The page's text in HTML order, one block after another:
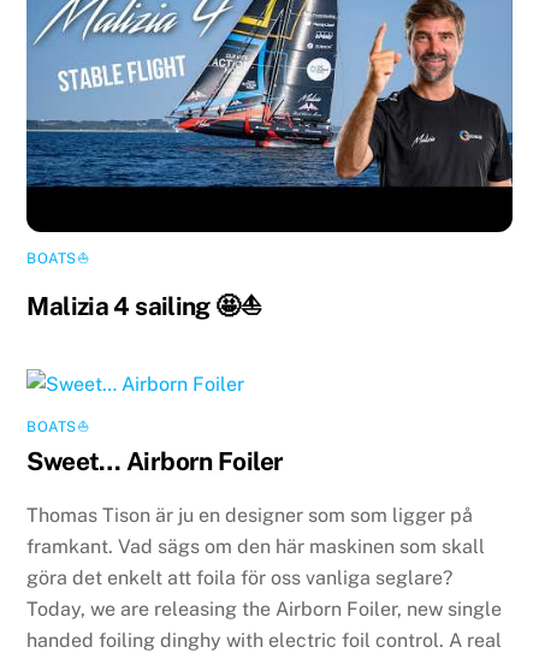
BOATS⛵️
Malizia 4 sailing 🤩⛵️
BOATS⛵️
Sweet… Airborn Foiler
Thomas Tison är ju en designer som som ligger på
framkant. Vad sägs om den här maskinen som skall
göra det enkelt att foila för oss vanliga seglare?
Today, we are releasing the Airborn Foiler, new single
handed foiling dinghy with electric foil control. A real